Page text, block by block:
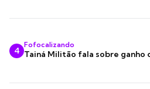
4
Fofocalizando
Tainá Militão fala sobre ganho